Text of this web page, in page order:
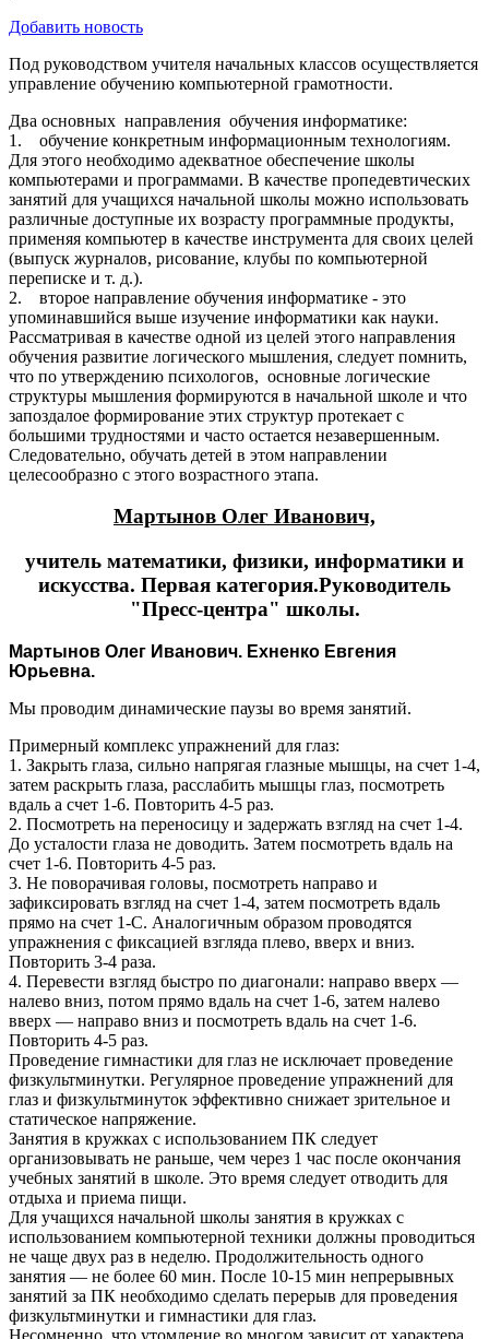
Добавить новость
Под руководством учителя начальных классов осуществляется
управление обучению компьютерной грамотности.
Два основных направления обучения информатике:
1. обучение конкретным информационным технологиям.
Для этого необходимо адекватное обеспечение школы
компьютерами и программами. В качестве пропедевтических
занятий для учащихся начальной школы можно использовать
различные доступные их возрасту программные продукты,
применяя компьютер в качестве инструмента для своих целей
(выпуск журналов, рисование, клубы по компьютерной
переписке и т. д.).
2. второе направление обучения информатике - это
упоминавшийся выше изучение информатики как науки.
Рассматривая в качестве одной из целей этого направления
обучения развитие логического мышления, следует помнить,
что по утверждению психологов, основные логические
структуры мышления формируются в начальной школе и что
запоздалое формирование этих структур протекает с
большими трудностями и часто остается незавершенным.
Следовательно, обучать детей в этом направлении
целесообразно с этого возрастного этапа.
Мартынов Олег Иванович,
учитель математики, физики, информатики и
искусства. Первая категория.Руководитель
"Пресс-центра" школы.
Мартынов Олег Иванович. Ехненко Евгения
Юрьевна.
Мы проводим динамические паузы во время занятий.
Примерный комплекс упражнений для глаз:
1. Закрыть глаза, сильно напрягая глазные мышцы, на счет 1-4,
затем раскрыть глаза, расслабить мышцы глаз, посмотреть
вдаль а счет 1-6. Повторить 4-5 раз.
2. Посмотреть на переносицу и задержать взгляд на счет 1-4.
До усталости глаза не доводить. Затем посмотреть вдаль на
счет 1-6. Повторить 4-5 раз.
3. Не поворачивая головы, посмотреть направо и
зафиксировать взгляд на счет 1-4, затем посмотреть вдаль
прямо на счет 1-С. Аналогичным образом проводятся
упражнения с фиксацией взгляда плево, вверх и вниз.
Повторить 3-4 раза.
4. Перевести взгляд быстро по диагонали: направо вверх —
налево вниз, потом прямо вдаль на счет 1-6, затем налево
вверх — направо вниз и посмотреть вдаль на счет 1-6.
Повторить 4-5 раз.
Проведение гимнастики для глаз не исключает проведение
физкультминутки. Регулярное проведение упражнений для
глаз и физкультминуток эффективно снижает зрительное и
статическое напряжение.
Занятия в кружках с использованием ПК следует
организовывать не раньше, чем через 1 час после окончания
учебных занятий в школе. Это время следует отводить для
отдыха и приема пищи.
Для учащихся начальной школы занятия в кружках с
использованием компьютерной техники должны проводиться
не чаще двух раз в неделю. Продолжительность одного
занятия — не более 60 мин. После 10-15 мин непрерывных
занятий за ПК необходимо сделать перерыв для проведения
физкультминутки и гимнастики для глаз.
Несомненно, что утомление во многом зависит от характера